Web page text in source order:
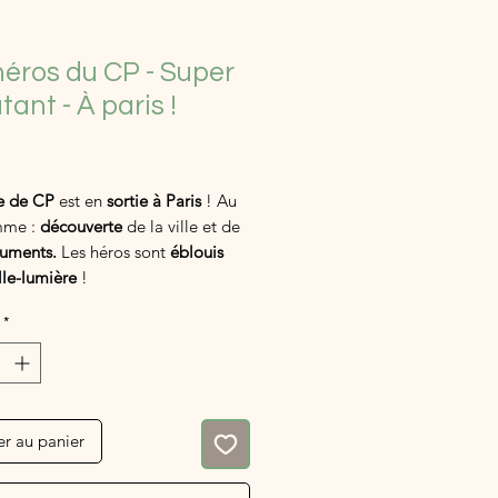
du CP - Super
- À paris !
de CP est en sortie à Paris! Au
: découvertede la ville et de
Les héros sont éblouis
lumière !
super héros de la lecture
*
au panier